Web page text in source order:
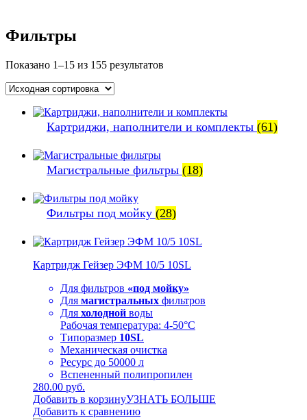
Фильтры
Показано 1–15 из 155 результатов
Картриджи, наполнители и комплекты (61)
Магистральные фильтры (18)
Фильтры под мойку (28)
Картридж Гейзер ЭФМ 10/5 10SL
Для фильтров «под мойку»
Для магистральных фильтров
Для холодной воды
Рабочая температура: 4-50°C
Типоразмер 10SL
Механическая очистка
Ресурс до 50000 л
Вспененный полипропилен
280.00 руб.
Добавить в корзинуУЗНАТЬ БОЛЬШЕ
Добавить к сравнению